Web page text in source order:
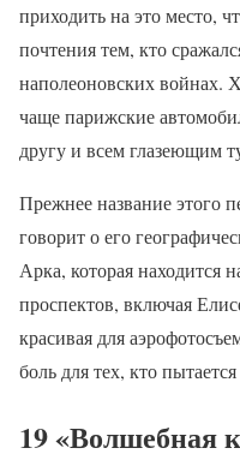
приходить на это место,
почтения тем, кто
наполеоновских войнах.
чаще парижские
другу и всем глазеющим
Прежнее название этого
говорит о его
Арка, которая
проспектов, включая
красивая для
боль для тех, кто
19 «Волшебная